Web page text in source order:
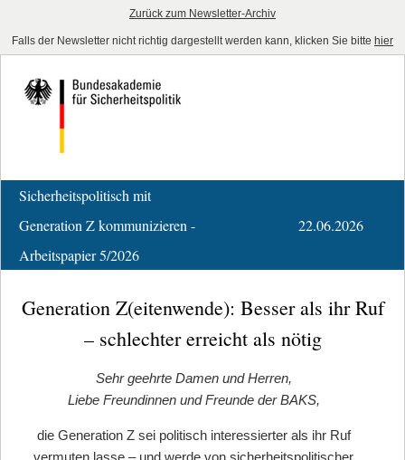
Zurück zum Newsletter-Archiv
Falls der Newsletter nicht richtig dargestellt werden kann, klicken Sie bitte hier
Sicherheitspolitisch mit
Generation Z kommunizieren -
Arbeitspapier 5/2026
22.06.2026
Generation Z(eitenwende): Besser als ihr Ruf
– schlechter erreicht als nötig
Sehr geehrte Damen und Herren,
Liebe Freundinnen und Freunde der BAKS,
die Generation Z sei politisch interessierter als ihr Ruf
vermuten lasse – und werde von sicherheitspolitischer